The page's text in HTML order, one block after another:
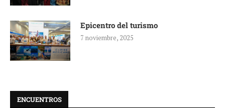
Epicentro del turismo
7 noviembre, 2025
ENCUENTROS